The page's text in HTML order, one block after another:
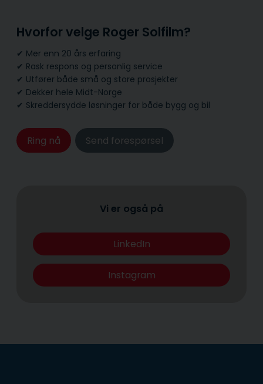
Hvorfor velge Roger Solfilm?
✔ Mer enn 20 års erfaring
✔ Rask respons og personlig service
✔ Utfører både små og store prosjekter
✔ Dekker hele Midt-Norge
✔ Skreddersydde løsninger for både bygg og bil
Ring nå Send forespørsel
Vi er også på
LinkedIn
Instagram